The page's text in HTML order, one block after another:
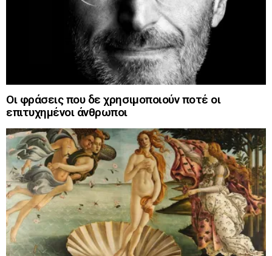
Οι φράσεις που δε χρησιμοποιούν ποτέ οι
επιτυχημένοι άνθρωποι